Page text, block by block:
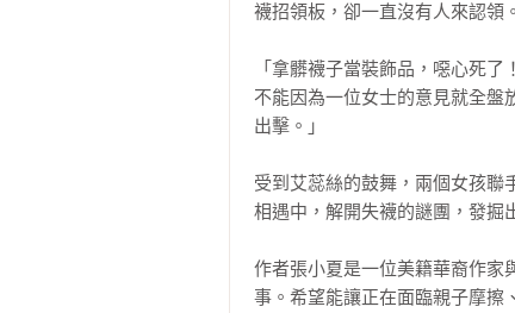
襪招領板，卻一直沒有人來認領。
「拿髒襪子當裝飾品，噁心死
不能因為一位女士的意見就全盤
出擊。」
受到艾蕊絲的鼓舞，兩個女孩聯
相遇中，解開失襪的謎團，發
作者張小夏是一位美籍華裔作家
事。希望能讓正在面臨親子摩擦